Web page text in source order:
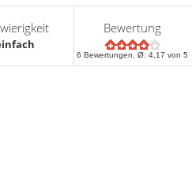
Bewertung
6 Bewertungen, Ø:4,17 von 5